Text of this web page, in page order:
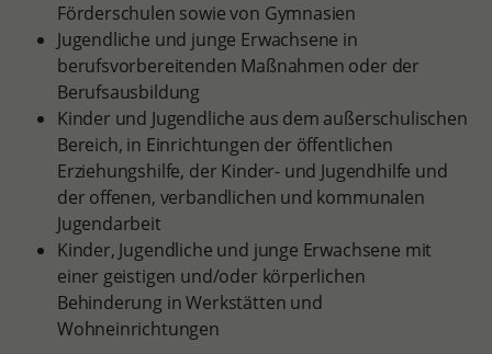
Förderschulen sowie von Gymnasien
Jugendliche und junge Erwachsene in
berufsvorbereitenden Maßnahmen oder der
Berufsausbildung
Kinder und Jugendliche aus dem außerschulischen
Bereich, in Einrichtungen der öffentlichen
Erziehungshilfe, der Kinder- und Jugendhilfe und
der offenen, verbandlichen und kommunalen
Jugendarbeit
Kinder, Jugendliche und junge Erwachsene mit
einer geistigen und/oder körperlichen
Behinderung in Werkstätten und
Wohneinrichtungen